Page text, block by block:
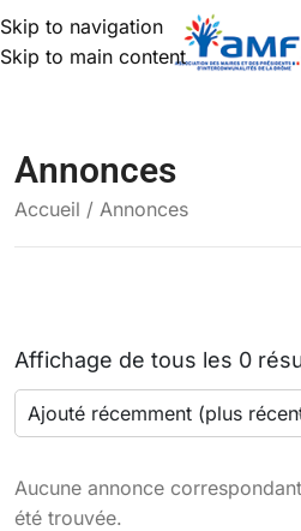
Skip to navigation
Skip to main content
Annonces
Accueil / Annonces
Affichage de tous les 0
Aucune annonce
été trouvée.